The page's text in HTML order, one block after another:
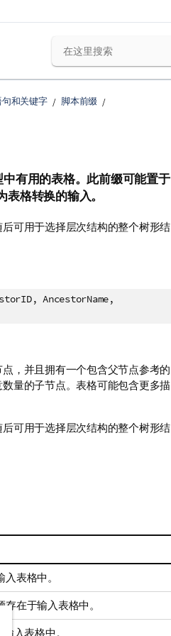
句和关键字 脚本前缀
中有用的表格。此前缀可能置于
格转换的输入。
可用于选择层次结构的整个树形结
AncestorName,
，并且拥有一个包含父节点参考的
量的子节点。表格可能包含更多描
可用于选择层次结构的整个树形结
表格中。
在于输入表格中。
入表格中。